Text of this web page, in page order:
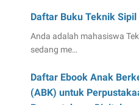
Daftar Buku Teknik
Anda adalah mahasiswa
sedang me…
Daftar Ebook Anak
(ABK) untuk